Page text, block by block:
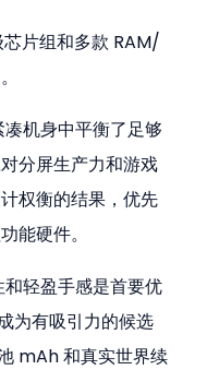
片组和多款 RAM/
机身中平衡了足够
分屏生产力和游戏
权衡的结果，优先
能硬件。
轻盈手感是首要优
为有吸引力的候选
mAh 和真实世界续